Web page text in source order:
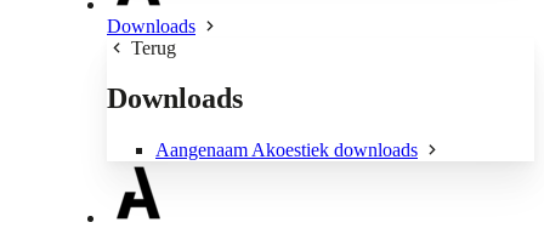
Downloads
Terug
Downloads
Aangenaam Akoestiek downloads